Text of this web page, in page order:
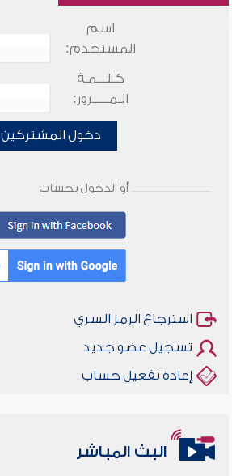
اسم
المستخدم:
كـلـــمـة
الـمـــــرور:
دخول المشتركين
أو الدخول بحساب
استرجاع الرمز السري
تسجيل عضو جديد
إعادة تفعيل حساب
البث المباشر